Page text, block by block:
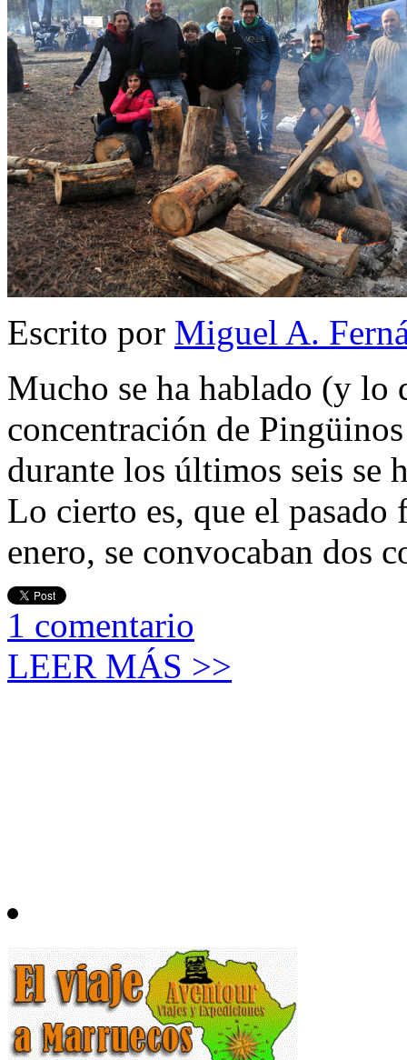
Escrito por Miguel A.
Mucho se ha hablado (y lo
concentración de
durante los últimos seis se
Lo cierto es, que el pasado
enero, se convocaban dos
1 comentario
LEER MÁS >>